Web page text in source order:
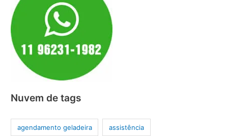
Nuvem de tags
agendamento geladeira assistência